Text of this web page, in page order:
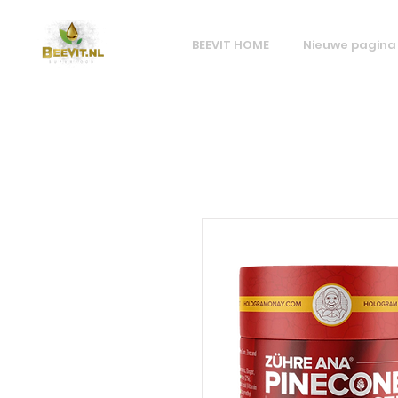
BEEVIT HOME Nieuwe pagina